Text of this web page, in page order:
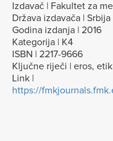
Izdavač | Fakultet za
Država izdavača | Srbija
Godina izdanja | 2016
Kategorija | K4
ISBN | 2217-9666
Ključne riječi | eros,
Link |
https://